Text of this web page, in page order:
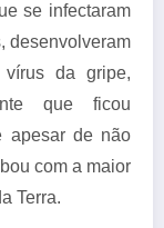
se infectaram
desenvolveram
da gripe,
que ficou
apesar de não
com a maior
Terra.